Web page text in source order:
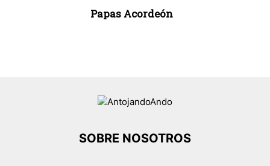
Papas Acordeón
SOBRE NOSOTROS